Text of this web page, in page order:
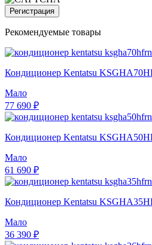
Регистрация
Рекомендуемые товары
Кондиционер Kentatsu
Мало
77 690 ₽
Кондиционер Kentatsu
Мало
61 690 ₽
Кондиционер Kentatsu
Мало
36 390 ₽